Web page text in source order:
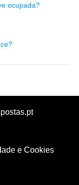
ocupada?
e Cookies